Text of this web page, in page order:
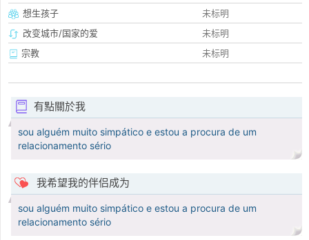
想生孩子
未标明
改变城市/国家的爱
未标明
宗教
未标明
有點關於我
sou alguém muito simpático e estou a procura de um
relacionamento sério
我希望我的伴侣成为
sou alguém muito simpático e estou a procura de um
relacionamento sério